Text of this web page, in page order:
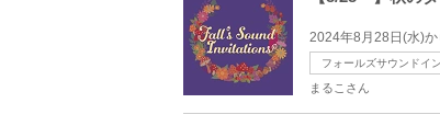
2024年8月28日(水)
フォールズサウンドイ
まるこさん